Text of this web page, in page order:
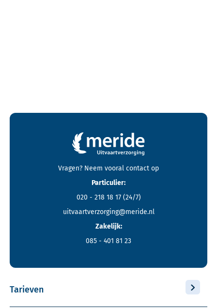
Contactgegevens en footer menu van Meride
Vragen? Neem vooral contact op
Particulier:
020 - 218 18 17 (24/7)
uitvaartverzorging@meride.nl
Zakelijk:
085 - 401 81 23
Tarieven